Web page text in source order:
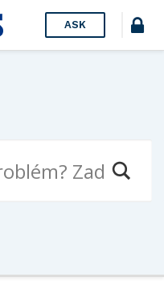
ASK